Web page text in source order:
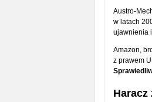
Austro-
w latach
ujawnienia
Amazon,
z prawem
Haracz